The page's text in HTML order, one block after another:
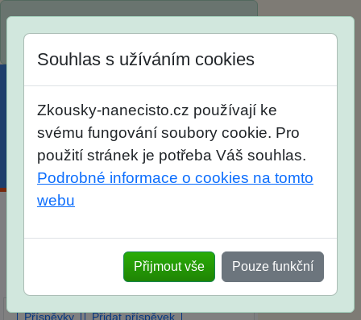
SŠ? Vaše ohlasy po skutečných
přijímacích zkouškách
Souhlas s užíváním cookies
Zkousky-nanecisto.cz používají ke
svému fungování soubory cookie. Pro
použití stránek je potřeba Váš souhlas.
Podrobné informace o cookies na tomto
webu
Přijmout vše Pouze funkční
Příspěvky Přidat příspěvek